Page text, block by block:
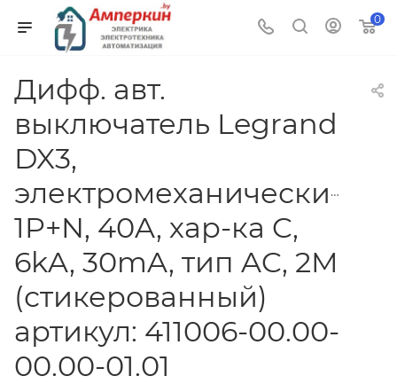
0
Дифф. авт.
выключатель Legrand
DX3,
электромеханический,
1P+N, 40A, хар-ка C,
6kA, 30mA, тип AC, 2M
(стикерованный)
артикул: 411006-00.00-
00.00-01.01